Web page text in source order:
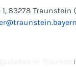
83278 Traunstein
in